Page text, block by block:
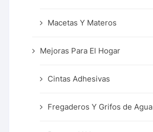
Macetas Y Materos
Mejoras Para El Hogar
Cintas Adhesivas
Fregaderos Y Grifos de Agua